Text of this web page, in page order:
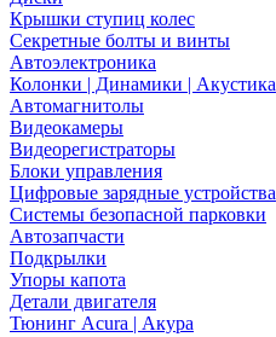
Крышки ступиц колес
Секретные болты и винты
Автоэлектроника
Колонки | Динамики | Акустика
Автомагнитолы
Видеокамеры
Видеорегистраторы
Блоки управления
Цифровые зарядные устройства
Системы безопасной парковки
Автозапчасти
Подкрылки
Упоры капота
Детали двигателя
Тюнинг Acura | Акура